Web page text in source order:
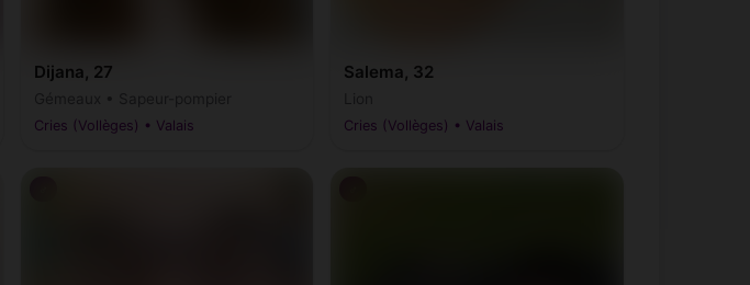
Dijana, 27
Cries (Vollèges) • Valais
Salema, 32
Cries (Vollèges) • Valais